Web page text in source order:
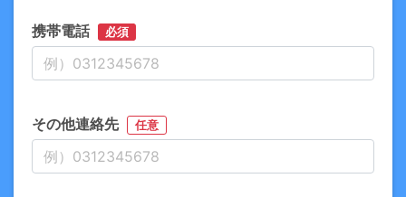
携帯電話 必須
その他連絡先 任意